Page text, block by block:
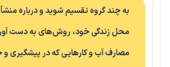
به چند گروه تقسیم شوید و درباره
محل زندگی خود، روش‌های به دست
مصارف آب و کارهایی که در پیشگیری و